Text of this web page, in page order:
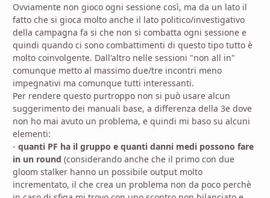
Ovviamente non gioco ogni sessione così, ma da un lato il
fatto che si gioca molto anche il lato politico/investigativo
della campagna fa si che non si combatta ogni sessione e
quindi quando ci sono combattimenti di questo tipo tutto è
molto coinvolgente. Dall'altro nelle sessioni "non all in"
comunque metto al massimo due/tre incontri meno
impegnativi ma comunque tutti interessanti.
Per rendere questo purtroppo non si può usare alcun
suggerimento dei manuali base, a differenza della 3e dove
non ho mai avuto un problema, e quindi mi baso su alcuni
elementi:
- quanti PF ha il gruppo e quanti danni medi possono fare
in un round (considerando anche che il primo con due
gloom stalker hanno un possibile output molto
incrementato, il che crea un problema non da poco perchè